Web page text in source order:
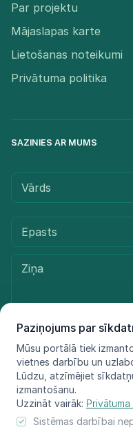
Paziņojums par
Mūsu portālā tiek
vietnes darbību un
Lūdzu, atzīmējiet
izmantošanu.
Uzzināt vairāk:
Sistēmas darbībai
Par projektu
Mājaslapas karte
Lietošanas noteikumi
Privātuma politika
SAZINIES AR MUMS